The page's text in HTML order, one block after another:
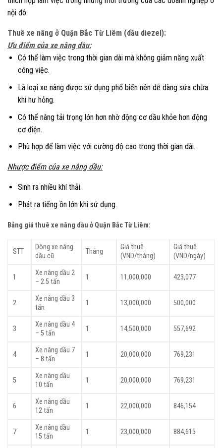
nội đô.
Thuê xe nâng ở Quận Bắc Từ Liêm (dầu diezel):
Ưu điểm của xe nâng dầu:
Có thể làm việc trong thời gian dài mà không giảm năng xuất
công việc.
Là loại xe nâng được sử dụng phổ biến nên dễ dàng sửa chữa
khi hư hỏng.
Có thể nâng tải trọng lớn hơn nhờ động cơ dầu khỏe hơn động
cơ điện.
Phù hợp để làm việc với cường độ cao trong thời gian dài.
Nhược điểm của xe nâng dầu:
Sinh ra nhiều khí thải.
Phát ra tiếng ồn lớn khi sử dụng.
Bảng giá thuê xe nâng dầu ở Quận Bắc Từ Liêm:
STT
Dòng xe nâng
dầu cũ
Tháng
Giá thuê
(VND/tháng)
Giá thuê
(VND/ngày)
1
Xe nâng dầu 2
– 2.5 tấn
1 11,000,000 423,077
2
Xe nâng dầu 3
tấn
1 13,000,000 500,000
3
Xe nâng dầu 4
– 5 tấn
1 14,500,000 557,692
4
Xe nâng dầu 7
– 8 tấn
1 20,000,000 769,231
5
Xe nâng dầu
10 tấn
1 20,000,000 769,231
6
Xe nâng dầu
12 tấn
1 22,000,000 846,154
7
Xe nâng dầu
15 tấn
1 23,000,000 884,615